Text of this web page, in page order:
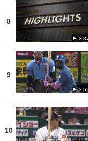
8
9
10